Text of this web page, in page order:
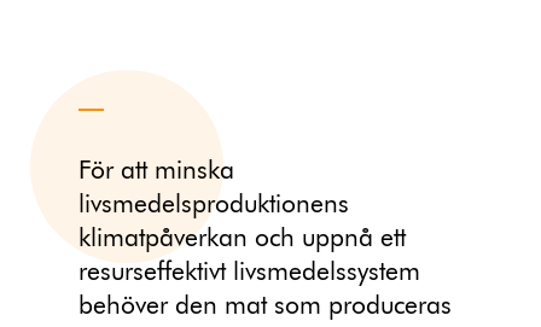
För att minska
livsmedelsproduktionens
klimatpåverkan och uppnå ett
resurseffektivt livsmedelssystem
behöver den mat som produceras